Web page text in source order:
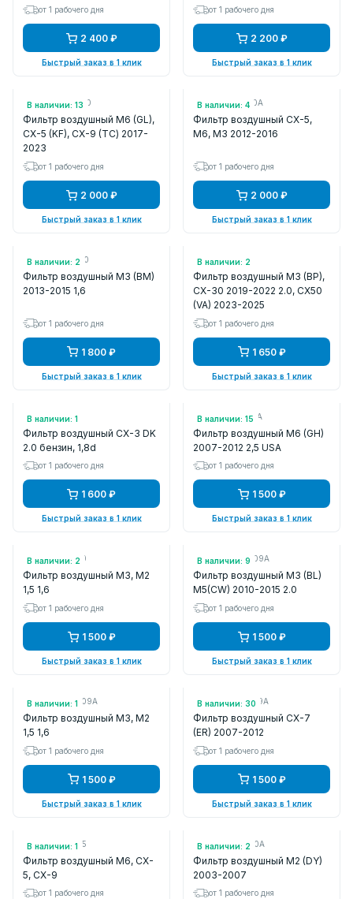
от 1 рабочего дня
2 400 ₽
Быстрый заказ в 1 клик
от 1 рабочего дня
2 200 ₽
Быстрый заказ в 1 клик
В наличии: 13
Арт.: PY8W133A0
Фильтр воздушный M6 (GL),
CX-5 (KF), CX-9 (TС) 2017-
2023
от 1 рабочего дня
2 000 ₽
Быстрый заказ в 1 клик
В наличии: 4
Арт.: PE07133A0A
Фильтр воздушный CX-5,
M6, M3 2012-2016
от 1 рабочего дня
2 000 ₽
Быстрый заказ в 1 клик
В наличии: 2
Арт.: Z6E6133A0
Фильтр воздушный M3 (BM)
2013-2015 1,6
от 1 рабочего дня
1 800 ₽
Быстрый заказ в 1 клик
В наличии: 2
Арт.: 1000409
Фильтр воздушный M3 (BP),
CX-30 2019-2022 2.0, CX50
(VA) 2023-2025
от 1 рабочего дня
1 650 ₽
Быстрый заказ в 1 клик
В наличии: 1
Арт.: AP1151
Фильтр воздушный CX-3 DK
2.0 бензин, 1,8d
от 1 рабочего дня
1 600 ₽
Быстрый заказ в 1 клик
В наличии: 15
Арт.: L51813Z40A
Фильтр воздушный M6 (GH)
2007-2012 2,5 USA
от 1 рабочего дня
1 500 ₽
Быстрый заказ в 1 клик
В наличии: 2
Арт.: ZJ0113Z40
Фильтр воздушный M3, M2
1,5 1,6
от 1 рабочего дня
1 500 ₽
Быстрый заказ в 1 клик
В наличии: 9
Арт.: LFBL13Z409A
Фильтр воздушный M3 (BL)
M5(CW) 2010-2015 2.0
от 1 рабочего дня
1 500 ₽
Быстрый заказ в 1 клик
В наличии: 1
Арт.: ZJ0113Z409A
Фильтр воздушный M3, M2
1,5 1,6
от 1 рабочего дня
1 500 ₽
Быстрый заказ в 1 клик
В наличии: 30
Арт.: AJ5713Z409A
Фильтр воздушный CX-7
(ER) 2007-2012
от 1 рабочего дня
1 500 ₽
Быстрый заказ в 1 клик
В наличии: 1
Арт.: KUB25005
Фильтр воздушный M6, CX-
5, CX-9
от 1 рабочего дня
В наличии: 2
Арт.: C60113Z40A
Фильтр воздушный M2 (DY)
2003-2007
от 1 рабочего дня